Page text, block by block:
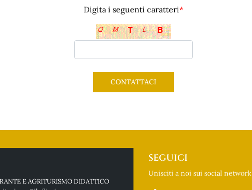
Digita i seguenti caratteri*
E AGRITURISMO DIDATTICO
SEGUICI
Unisciti a noi sui social network